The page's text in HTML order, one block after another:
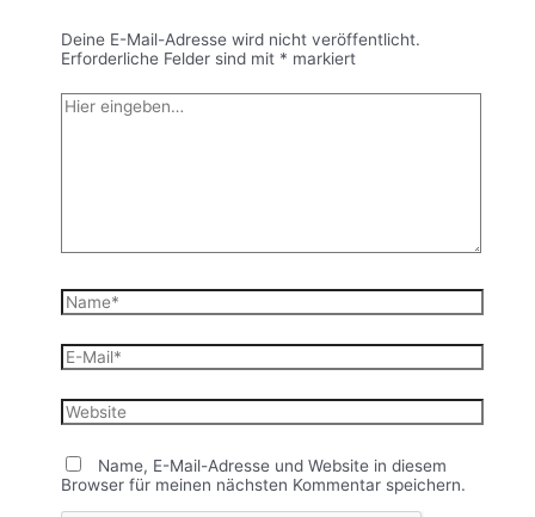
Deine E-Mail-Adresse wird nicht veröffentlicht.
Erforderliche Felder sind mit * markiert
Hier
eingeben…
Name*
E-
Mail*
Website
Name, E-Mail-Adresse und Website in diesem
Browser für meinen nächsten Kommentar speichern.